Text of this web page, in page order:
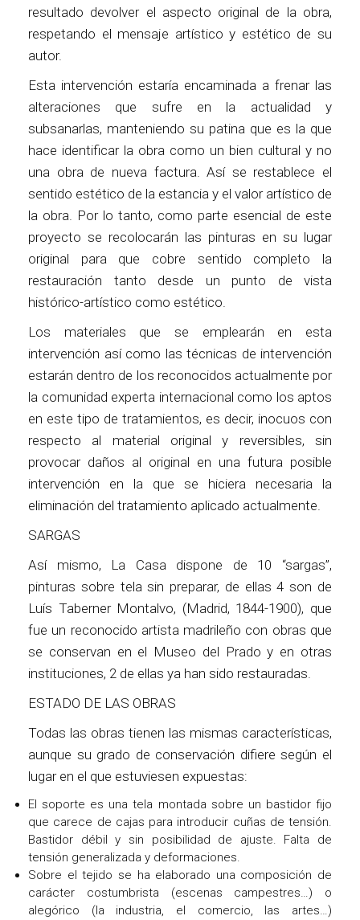
resultado devolver el aspecto original de la obra,
respetando el mensaje artístico y estético de su
autor.
Esta intervención estaría encaminada a frenar las
alteraciones que sufre en la actualidad y
subsanarlas, manteniendo su patina que es la que
hace identificar la obra como un bien cultural y no
una obra de nueva factura. Así se restablece el
sentido estético de la estancia y el valor artístico de
la obra. Por lo tanto, como parte esencial de este
proyecto se recolocarán las pinturas en su lugar
original para que cobre sentido completo la
restauración tanto desde un punto de vista
histórico-artístico como estético.
Los materiales que se emplearán en esta
intervención así como las técnicas de intervención
estarán dentro de los reconocidos actualmente por
la comunidad experta internacional como los aptos
en este tipo de tratamientos, es decir, inocuos con
respecto al material original y reversibles, sin
provocar daños al original en una futura posible
intervención en la que se hiciera necesaria la
eliminación del tratamiento aplicado actualmente.
SARGAS
Así mismo, La Casa dispone de 10 “sargas”,
pinturas sobre tela sin preparar, de ellas 4 son de
Luís Taberner Montalvo, (Madrid, 1844-1900), que
fue un reconocido artista madrileño con obras que
se conservan en el Museo del Prado y en otras
instituciones, 2 de ellas ya han sido restauradas.
ESTADO DE LAS OBRAS
Todas las obras tienen las mismas características,
aunque su grado de conservación difiere según el
lugar en el que estuviesen expuestas:
El soporte es una tela montada sobre un bastidor fijo
que carece de cajas para introducir cuñas de tensión.
Bastidor débil y sin posibilidad de ajuste. Falta de
tensión generalizada y deformaciones.
Sobre el tejido se ha elaborado una composición de
carácter costumbrista (escenas campestres…) o
alegórico (la industria, el comercio, las artes…)